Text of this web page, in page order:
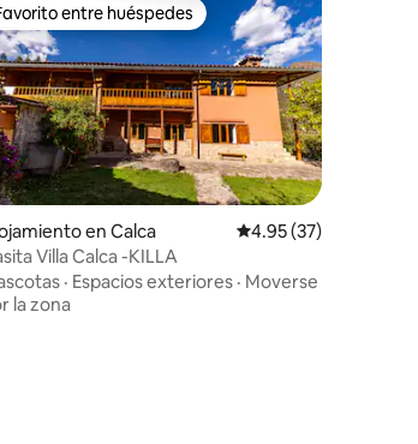
entre huéspedes
entre huéspedes
en Calca Calificación
4.95 (37)
Villa Calca -KILLA
· Espacios exteriores · Moverse
la zona